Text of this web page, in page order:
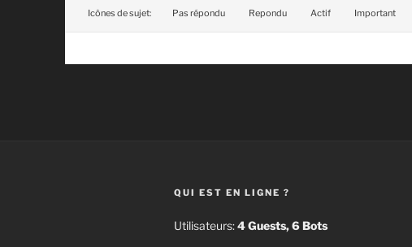
Icônes de sujet:
Pas répondu Repondu Actif Important
QUI EST EN LIGNE ?
Utilisateurs:4 Guests, 6 Bots